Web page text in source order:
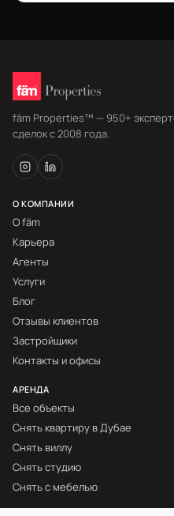
fäm Properties™ — 950+
сделок с 2008 года.
О КОМПАНИИ
О fäm
Карьера
Агенты
Услуги
Блог
Отзывы клиентов
Застройщики
Контакты и офисы
АРЕНДА
Все объекты
Снять квартиру в Дубае
Снять виллу
Снять студию
Снять с мебелью